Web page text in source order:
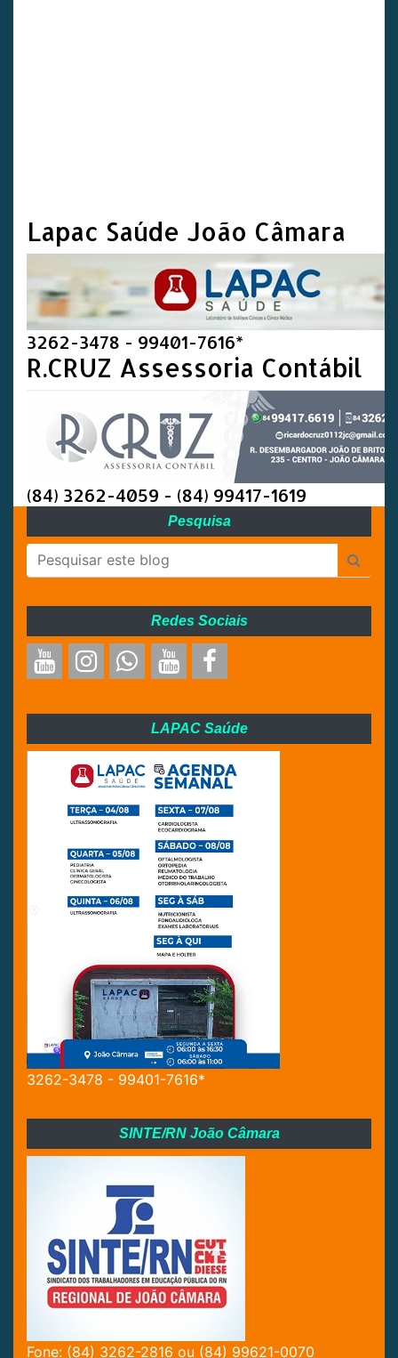
Lapac Saúde João Câmara
3262-3478 - 99401-7616*
R.CRUZ Assessoria Contábil
(84) 3262-4059 - (84) 99417-1619
Pesquisa
Redes Sociais
LAPAC Saúde
3262-3478 - 99401-7616*
SINTE/RN João Câmara
Fone: (84) 3262-2816 ou (84) 99621-0070